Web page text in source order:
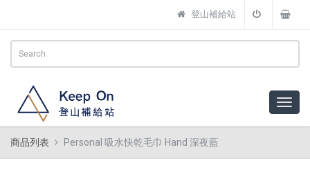
登山補給站
商品列表 Personal 吸水快乾毛巾 Hand 深夜藍